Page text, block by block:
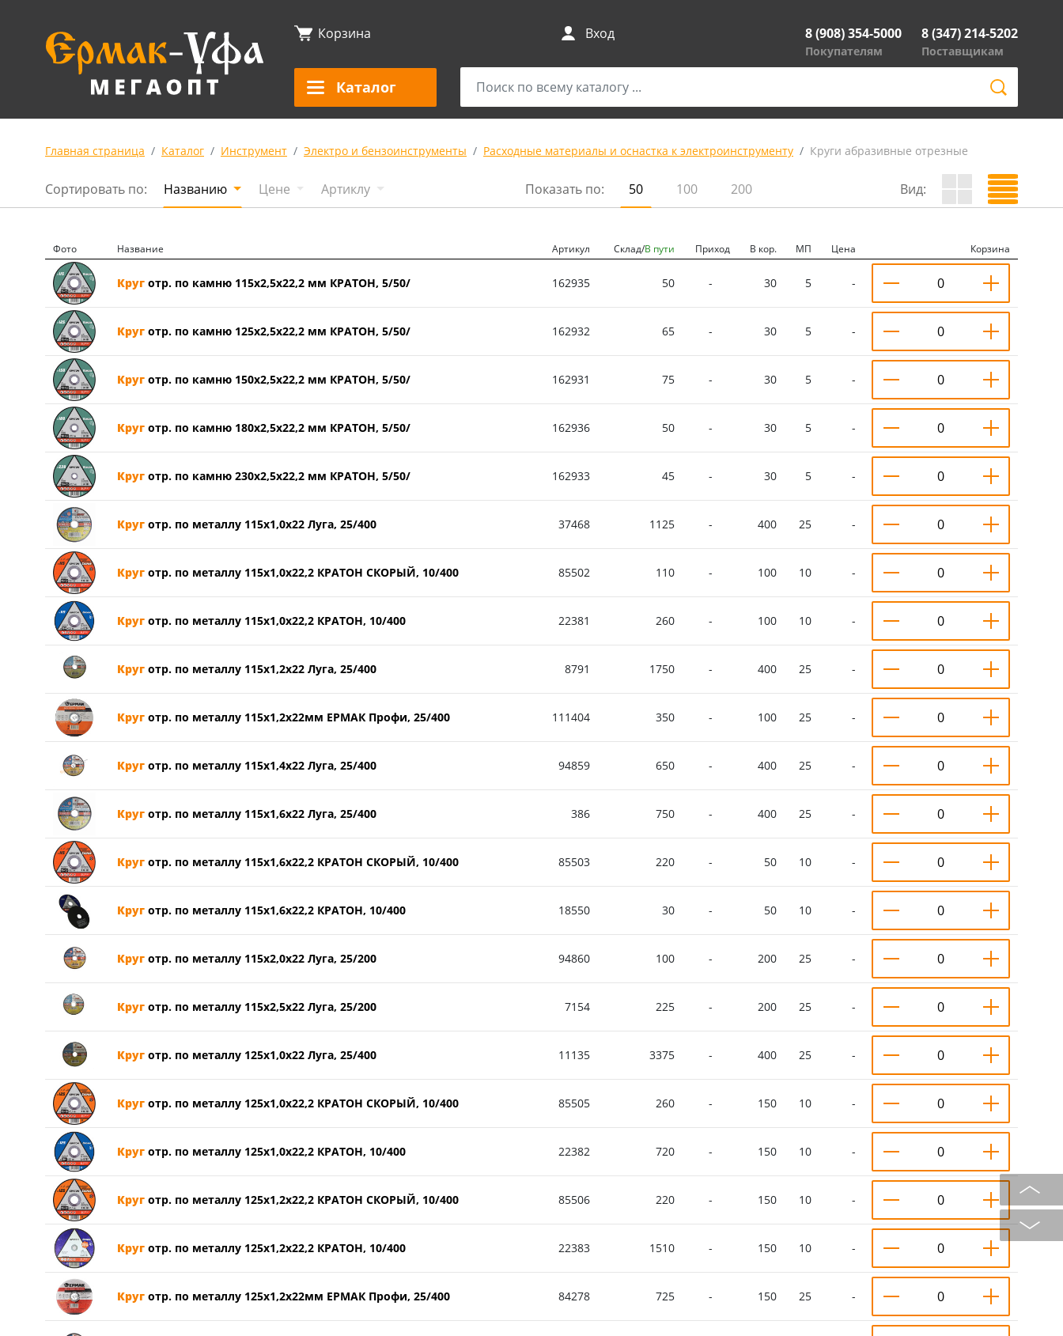
Корзина Вход 8 (908) 354-5000
Покупателям
8 (347) 214-5202
Поставщикам
Каталог
Главная страница Каталог Инструмент Электро и бензоинструменты Расходные материалы и оснастка к электроинструменту Круги абразивные отрезные
Сортировать по: Названию Цене Артиклу Показать по: 50 100 200 Вид:
Фото Название Артикул Склад/В пути Приход В кор. МП Цена Корзина
Круг отр. по камню 115х2,5х22,2 мм КРАТОН, 5/50/ 162935 50 - 30 5 -
Круг отр. по камню 125х2,5х22,2 мм КРАТОН, 5/50/ 162932 65 - 30 5 -
Круг отр. по камню 150х2,5х22,2 мм КРАТОН, 5/50/ 162931 75 - 30 5 -
Круг отр. по камню 180х2,5х22,2 мм КРАТОН, 5/50/ 162936 50 - 30 5 -
Круг отр. по камню 230х2,5х22,2 мм КРАТОН, 5/50/ 162933 45 - 30 5 -
Круг отр. по металлу 115х1,0х22 Луга, 25/400 37468 1125 - 400 25 -
Круг отр. по металлу 115х1,0х22,2 КРАТОН СКОРЫЙ, 10/400 85502 110 - 100 10 -
Круг отр. по металлу 115х1,0х22,2 КРАТОН, 10/400 22381 260 - 100 10 -
Круг отр. по металлу 115х1,2х22 Луга, 25/400 8791 1750 - 400 25 -
Круг отр. по металлу 115х1,2х22мм ЕРМАК Профи, 25/400 111404 350 - 100 25 -
Круг отр. по металлу 115х1,4х22 Луга, 25/400 94859 650 - 400 25 -
Круг отр. по металлу 115х1,6х22 Луга, 25/400 386 750 - 400 25 -
Круг отр. по металлу 115х1,6х22,2 КРАТОН СКОРЫЙ, 10/400 85503 220 - 50 10 -
Круг отр. по металлу 115х1,6х22,2 КРАТОН, 10/400 18550 30 - 50 10 -
Круг отр. по металлу 115х2,0х22 Луга, 25/200 94860 100 - 200 25 -
Круг отр. по металлу 115х2,5х22 Луга, 25/200 7154 225 - 200 25 -
Круг отр. по металлу 125х1,0х22 Луга, 25/400 11135 3375 - 400 25 -
Круг отр. по металлу 125х1,0х22,2 КРАТОН СКОРЫЙ, 10/400 85505 260 - 150 10 -
Круг отр. по металлу 125х1,0х22,2 КРАТОН, 10/400 22382 720 - 150 10 -
Круг отр. по металлу 125х1,2х22,2 КРАТОН СКОРЫЙ, 10/400 85506 220 - 150 10 -
Круг отр. по металлу 125х1,2х22,2 КРАТОН, 10/400 22383 1510 - 150 10 -
Круг отр. по металлу 125х1,2х22мм ЕРМАК Профи, 25/400 84278 725 - 150 25 -